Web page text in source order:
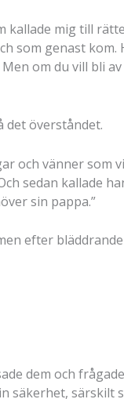
mig till
som genast kom.
om du vill bli
det överståndet.
och vänner som
sedan kallade
sin pappa.”
efter
dem och
säkerhet, särskilt